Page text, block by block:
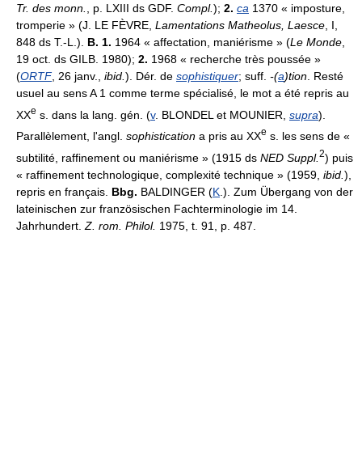
Tr. des monn.
, p. LXIII ds GDF. Compl.); 2. ca 1370 « imposture,
tromperie » (J. LE FÈVRE, Lamentations Matheolus, Laesce , I,
848 ds T.-L.). B. 1. 1964 « affectation, maniérisme » (Le Monde
19 oct. ds GILB. 1980); 2. 1968 « recherche très poussée »
(ORTF, 26 janv., ibid. ). Dér. de sophistiquer; suff. -(a)tion . Resté
usuel au sens A 1 comme terme spécialisé, le mot a été repris au
XXe s. dans la lang. gén. (v. BLONDEL et MOUNIER, supra).
Parallèlement, l'angl. sophistication a pris au XXe s. les sens de «
subtilité, raffinement ou maniérisme » (1915 ds NED Suppl. 2) puis
« raffinement technologique, complexité technique » (1959, ibid. ),
repris en français. Bbg. BALDINGER (K .). Zum Übergang von der
lateinischen zur französischen Fachterminologie im 14.
Jahrhundert. Z. rom. Philol. 1975, t. 91, p. 487.